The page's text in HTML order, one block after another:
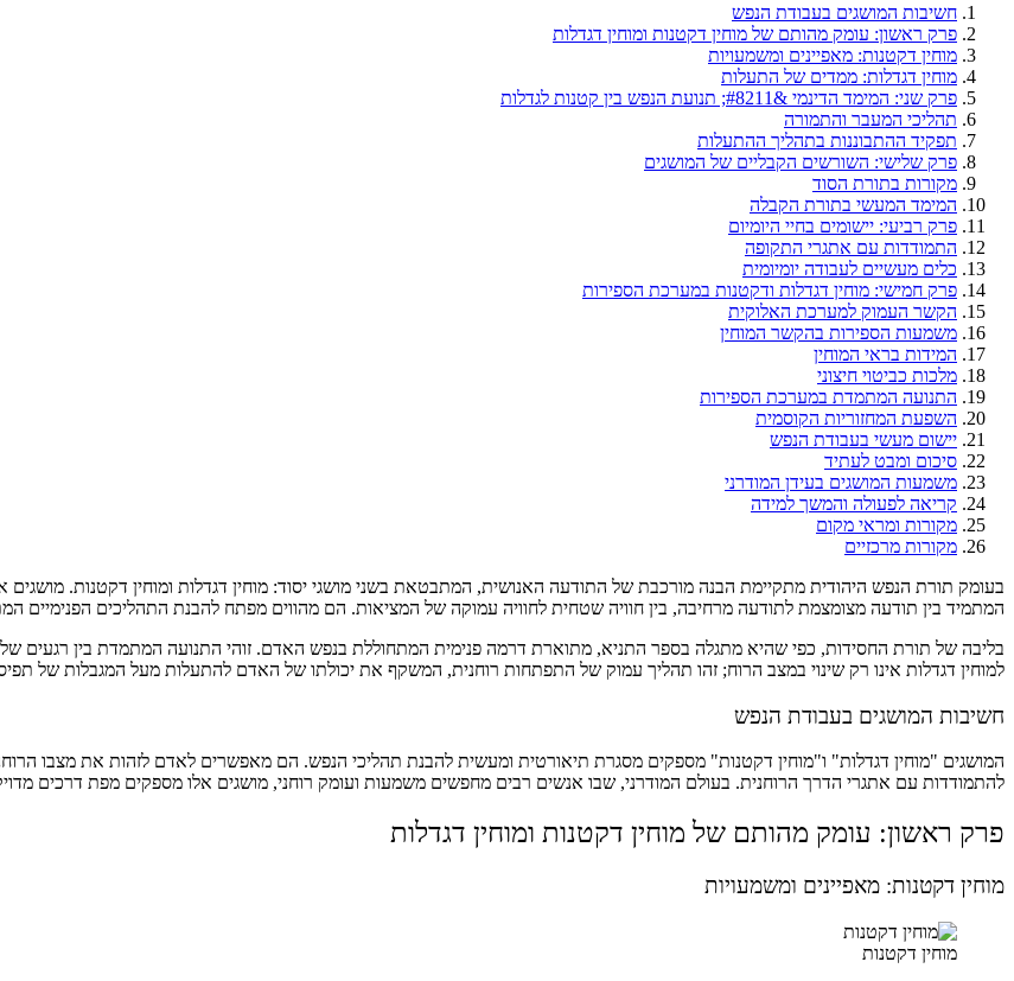
חשיבות המושגים בעבודת הנפש
פרק ראשון: עומק מהותם של מוחין דקטנות ומוחין דגדלות
מוחין דקטנות: מאפיינים ומשמעויות
מוחין דגדלות: ממדים של התעלות
פרק שני: המימד הדינמי &#8211; תנועת הנפש בין קטנות לגדלות
תהליכי המעבר והתמורה
תפקיד ההתבוננות בתהליך ההתעלות
פרק שלישי: השורשים הקבליים של המושגים
מקורות בתורת הסוד
המימד המעשי בתורת הקבלה
פרק רביעי: יישומים בחיי היומיום
התמודדות עם אתגרי התקופה
כלים מעשיים לעבודה יומיומית
פרק חמישי: מוחין דגדלות ודקטנות במערכת הספירות
הקשר העמוק למערכת האלוקית
משמעות הספירות בהקשר המוחין
המידות בראי המוחין
מלכות כביטוי חיצוני
התנועה המתמדת במערכת הספירות
השפעת המחזוריות הקוסמית
יישום מעשי בעבודת הנפש
סיכום ומבט לעתיד
משמעות המושגים בעידן המודרני
קריאה לפעולה והמשך למידה
מקורות ומראי מקום
מקורות מרכזיים
בעומק תורת הנפש היהודית מתקיימת הבנה מורכבת של התודעה האנושית, המתבטאת בשני מושגי יסוד: מוחין דגדלות ומוחין דקטנות.
המתמיד בין תודעה מצומצמת לתודעה מרחיבה, בין חוויה שטחית לחוויה עמוקה של המציאות. הם מהווים מפתח להבנת התהליכים הפנימיים
בליבה של תורת החסידות, כפי שהיא מתגלה בספר התניא, מתוארת דרמה פנימית המתחוללת בנפש האדם. זוהי התנועה המתמדת בין רגעים
למוחין דגדלות אינו רק שינוי במצב הרוח; זהו תהליך עמוק של התפתחות רוחנית, המשקף את יכולתו של האדם להתעלות מעל המגבלות של
חשיבות המושגים בעבודת הנפש
המושגים "מוחין דגדלות" ו"מוחין דקטנות" מספקים מסגרת תיאורטית ומעשית להבנת תהליכי הנפש. הם מאפשרים לאדם לזהות את מצבו
להתמודדות עם אתגרי הדרך הרוחנית. בעולם המודרני, שבו אנשים רבים מחפשים משמעות ועומק רוחני, מושגים אלו מספקים מפת דרכים
פרק ראשון: עומק מהותם של מוחין דקטנות ומוחין דגדלות
מוחין דקטנות: מאפיינים ומשמעויות
מוחין דקטנות